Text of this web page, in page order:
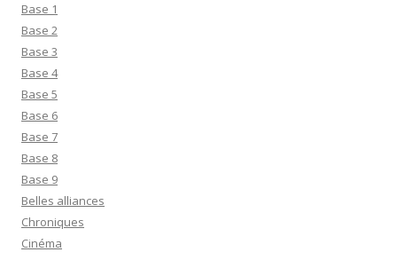
Base 1
Base 2
Base 3
Base 4
Base 5
Base 6
Base 7
Base 8
Base 9
Belles alliances
Chroniques
Cinéma